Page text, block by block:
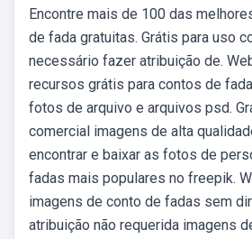
Encontre mais de 100 das
de fada gratuitas. Grátis para uso
necessário fazer atribuição de.
recursos grátis para contos de
fotos de arquivo e arquivos psd.
comercial imagens de alta
encontrar e baixar as fotos de
fadas mais populares no freepik.
imagens de conto de fadas sem
atribuição não requerida imagens